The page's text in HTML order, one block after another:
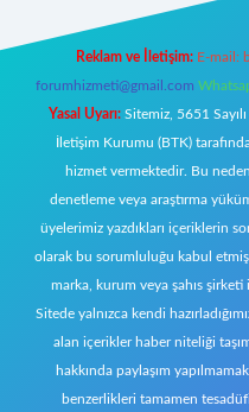
Reklam ve İletişim: E-mail:
forumhizmeti@gmail.com
Yasal Uyarı: Sitemiz, 5651
İletişim Kurumu (BTK)
hizmet vermektedir. Bu
denetleme veya araştırma
üyelerimiz yazdıkları içeriklerin
olarak bu sorumluluğu kabul
marka, kurum veya şahıs şirketi
Sitede yalnızca kendi
alan içerikler haber niteliği
hakkında paylaşım
benzerlikleri tamamen